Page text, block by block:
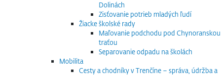
Dolinách
Zisťovanie potrieb mladých ľudí
Žiacke školské rady
Maľovanie podchodu pod Chynoranskou
traťou
Separovanie odpadu na školách
Mobilita
Cesty a chodníky v Trenčíne – správa, údržba a